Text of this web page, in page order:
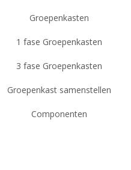
Groepenkasten
1 fase Groepenkasten
3 fase Groepenkasten
Groepenkast samenstellen
Componenten